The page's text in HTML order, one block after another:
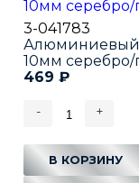
3-041783
Алюминиевый
10мм серебро/
469 ₽
- +
В КОРЗИНУ